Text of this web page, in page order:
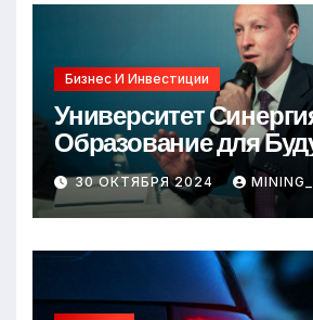
Бизнес И Инвестиции
Университет
Образование для
30 ОКТЯБРЯ 2024